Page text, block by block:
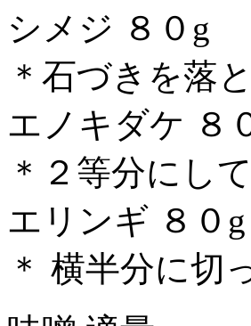
シメジ ８０g
＊石づきを落
エノキダケ ８
＊２等分にし
エリンギ ８０g
＊ 横半分に切